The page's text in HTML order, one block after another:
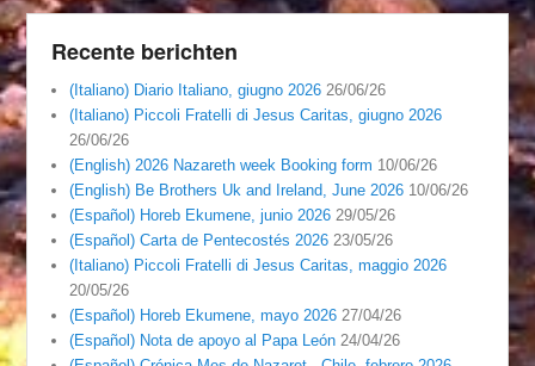
Recente berichten
(Italiano) Diario Italiano, giugno 2026 26/06/26
(Italiano) Piccoli Fratelli di Jesus Caritas, giugno 2026
26/06/26
(English) 2026 Nazareth week Booking form 10/06/26
(English) Be Brothers Uk and Ireland, June 2026 10/06/26
(Español) Horeb Ekumene, junio 2026 29/05/26
(Español) Carta de Pentecostés 2026 23/05/26
(Italiano) Piccoli Fratelli di Jesus Caritas, maggio 2026
20/05/26
(Español) Horeb Ekumene, mayo 2026 27/04/26
(Español) Nota de apoyo al Papa León 24/04/26